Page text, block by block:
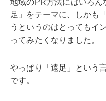
地域のPR方法にはいろ
足」をテーマに、しかも
うというのはとってもイ
ってみたくなりました。
やっぱり「遠足」という
です。